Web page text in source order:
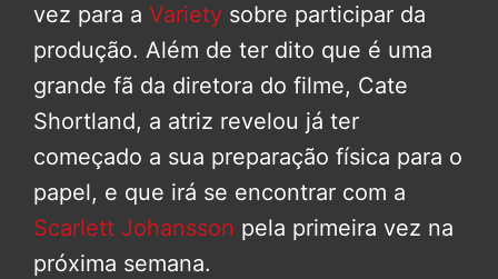
vez para a Variety sobre participar da
produção. Além de ter dito que é uma
grande fã da diretora do filme, Cate
Shortland, a atriz revelou já ter
começado a sua preparação física para o
papel, e que irá se encontrar com a
Scarlett Johansson pela primeira vez na
próxima semana.